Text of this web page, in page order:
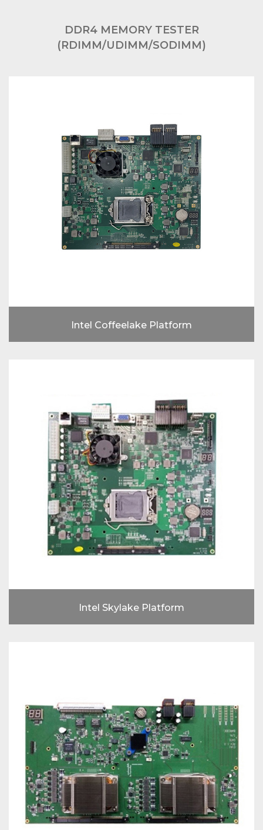
DDR4 MEMORY TESTER
(RDIMM/UDIMM/SODIMM)
Intel Coffeelake Platform
Intel Skylake Platform